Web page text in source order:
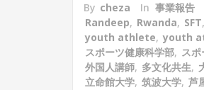
By cheza In 事業報告
Randeep, Rwanda, SFT,
youth athlete, youth
スポーツ健康科学部, ス
外国人講師, 多文化共生,
立命館大学, 筑波大学, 芦